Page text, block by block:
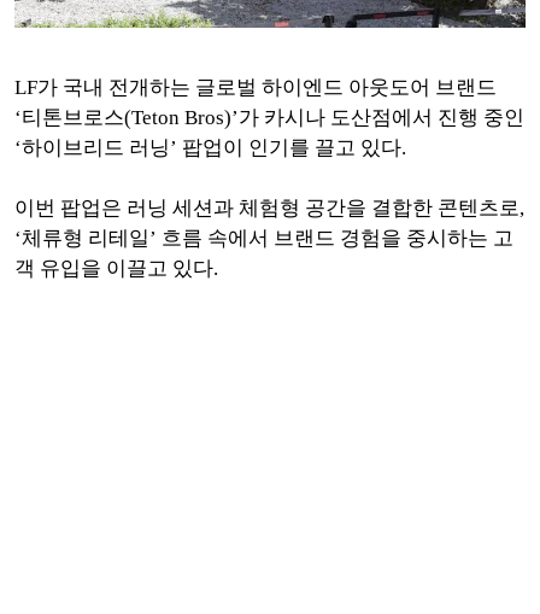
LF가 국내 전개하는 글로벌 하이엔드 아웃도어 브랜드
‘티톤브로스(Teton Bros)’가 카시나 도산점에서 진행 중인
‘하이브리드 러닝’ 팝업이 인기를 끌고 있다.
이번 팝업은 러닝 세션과 체험형 공간을 결합한 콘텐츠로,
‘체류형 리테일’ 흐름 속에서 브랜드 경험을 중시하는 고
객 유입을 이끌고 있다.